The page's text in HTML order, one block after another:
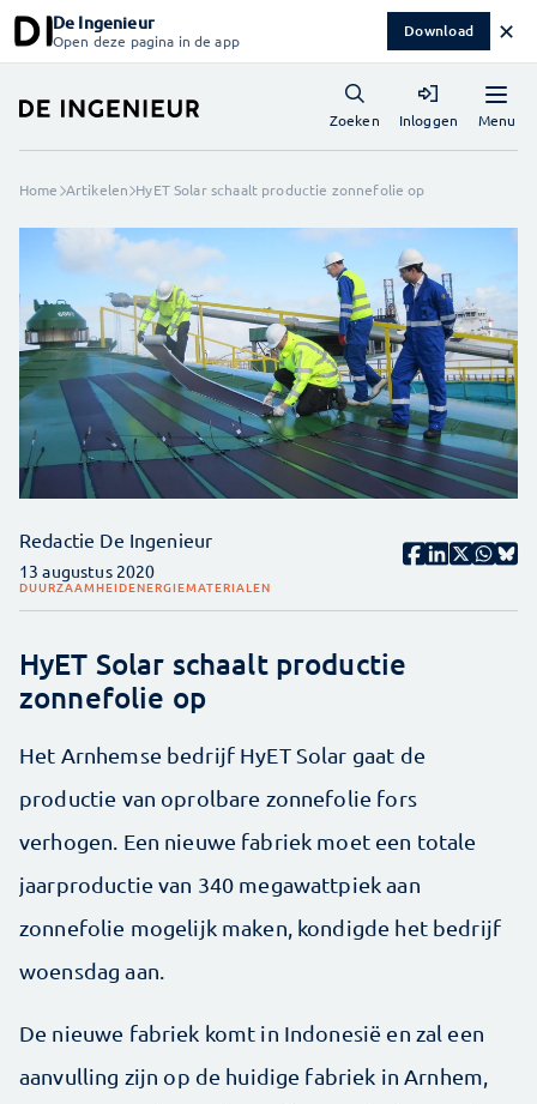
De Ingenieur
Open deze pagina in de app Download ✕
Menu
Zoeken Inloggen
Home Artikelen HyET Solar schaalt productie zonnefolie op
Redactie De Ingenieur
13 augustus 2020
DUURZAAMHEIDENERGIEMATERIALEN
HyET Solar schaalt productie
zonnefolie op
Het Arnhemse bedrijf HyET Solar gaat de
productie van oprolbare zonnefolie fors
verhogen. Een nieuwe fabriek moet een totale
jaarproductie van 340 megawattpiek aan
zonnefolie mogelijk maken, kondigde het bedrijf
woensdag aan.
De nieuwe fabriek komt in Indonesië en zal een
aanvulling zijn op de huidige fabriek in Arnhem,